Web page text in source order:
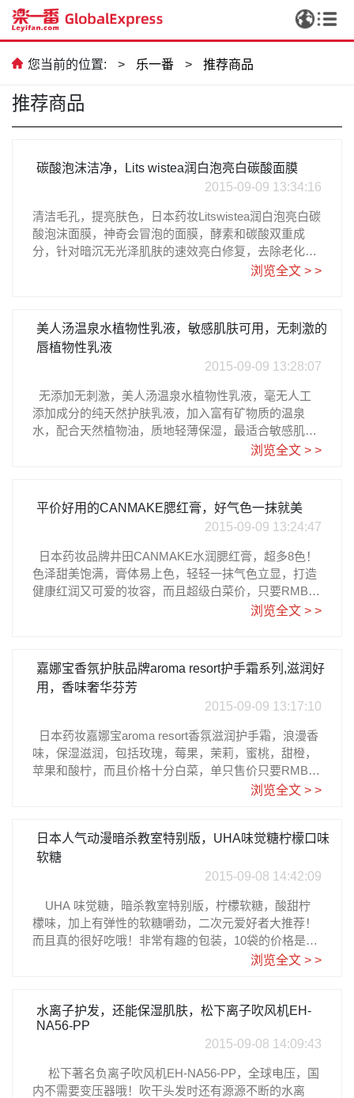
您当前的位置: > 乐一番 > 推荐商品
推荐商品
碳酸泡沫洁净，Lits wistea润白泡亮白碳酸面膜
2015-09-09 13:34:16
清洁毛孔，提亮肤色，日本药妆Litswistea润白泡亮白碳
酸泡沫面膜，神奇会冒泡的面膜，酵素和碳酸双重成
分，针对暗沉无光泽肌肤的速效亮白修复，去除老化角
质，毛孔黑头，紧致毛孔，增加皮肤弹性，提拉肌肤。
ク 4回分
浏览全文 > >
美人汤温泉水植物性乳液，敏感肌肤可用，无刺激的
唇植物性乳液
2015-09-09 13:28:07
无添加无刺激，美人汤温泉水植物性乳液，毫无人工
添加成分的纯天然护肤乳液，加入富有矿物质的温泉
水，配合天然植物油，质地轻薄保湿，最适合敏感肌
肤，如果换季时皮肤经常不舒服或有炎症，建议使用这
请参考乐一番日淘攻略ユゼ 無添加植物性 乳液 150ml
浏览全文 > >
平价好用的CANMAKE腮红膏，好气色一抹就美
2015-09-09 13:24:47
‍ 日本药妆品牌井田CANMAKE水润腮红膏，超多8色！
色泽甜美饱满，膏体易上色，轻轻一抹气色立显，打造
健康红润又可爱的妆容，而且超级白菜价，只要RMB33
块！来自日亚直营，保证正品哦！详细购买教程请参考
浏览全文 > >
嘉娜宝香氛护肤品牌aroma resort护手霜系列,滋润好
用，香味奢华芬芳
2015-09-09 13:17:10
日本药妆嘉娜宝aroma resort香氛滋润护手霜，浪漫香
味，保湿滋润，包括玫瑰，莓果，茉莉，蜜桃，甜橙，
苹果和酸柠，而且价格十分白菜，单只售价只要RMB20
多元就可以了，快来挑选你喜欢的香味吧~~详细购买教
ドクリーム ファンタスティックベリーの香り 70g
浏览全文 > >
日本人气动漫暗杀教室特别版，UHA味觉糖柠檬口味
软糖
2015-09-08 14:42:09
UHA 味觉糖，暗杀教室特别版，柠檬软糖，酸甜柠
檬味，加上有弹性的软糖嚼劲，二次元爱好者大推荐！
而且真的很好吃哦！非常有趣的包装，10袋的价格是10
58日元大约RMB56元，来自日亚直营。详细购买教程请
浏览全文 > >
水离子护发，还能保湿肌肤，松下离子吹风机EH-
NA56-PP
2015-09-08 14:09:43
‍ 松下著名负离子吹风机EH-NA56-PP，全球电压，国
内不需要变压器哦！吹干头发时还有源源不断的水离